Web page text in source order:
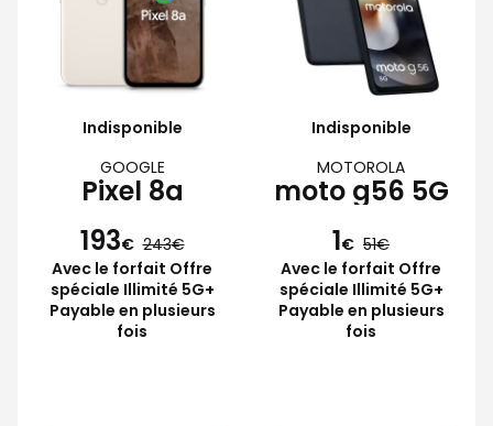
Indisponible
GOOGLE
Pixel 8a
193€ 243
Avec le forfait Offre
spéciale Illimité 5G+
Payable en plusieurs
fois
Indisponible
MOTOROLA
moto g56 5G
1€ 51
Avec le forfait Offre
spéciale Illimité 5G+
Payable en plusieurs
fois